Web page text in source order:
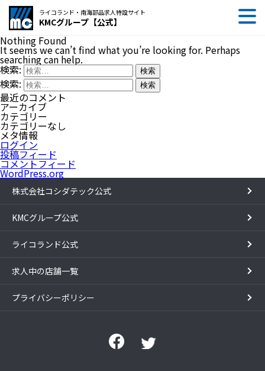
ライコランド・南海部品求人特設サイト
KMCグループ【公式】
Nothing Found
It seems we can’t find what you’re looking for. Perhaps
searching can help.
検索:
検索:
最近のコメント
アーカイブ
カテゴリー
カテゴリーなし
メタ情報
ログイン
投稿フィード
コメントフィード
WordPress.org
株式会社コシダテック公式
KMCグループ公式
ライコランド公式
求人中の店舗一覧
プライバシーポリシー